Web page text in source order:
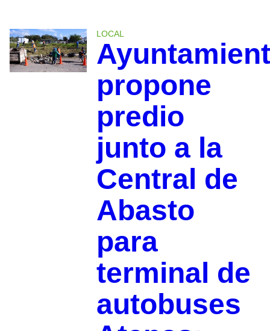
LOCAL
propone
predio
junto a la
Central de
Abasto
para
terminal de
autobuses